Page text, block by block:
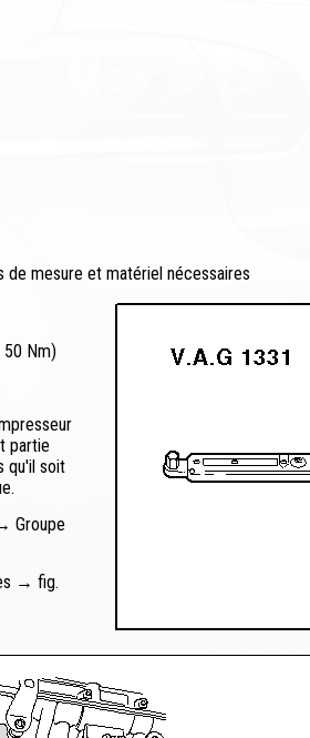
de mesure et matériel nécessaires
50 Nm)
partie
qu'il soit
Groupe
→ fig.